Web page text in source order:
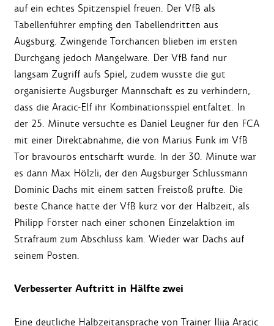
auf ein echtes Spitzenspiel freuen. Der VfB als
Tabellenführer empfing den Tabellendritten aus
Augsburg. Zwingende Torchancen blieben im ersten
Durchgang jedoch Mangelware. Der VfB fand nur
langsam Zugriff aufs Spiel, zudem wusste die gut
organisierte Augsburger Mannschaft es zu verhindern,
dass die Aracic-Elf ihr Kombinationsspiel entfaltet. In
der 25. Minute versuchte es Daniel Leugner für den FCA
mit einer Direktabnahme, die von Marius Funk im VfB
Tor bravourös entschärft wurde. In der 30. Minute war
es dann Max Hölzli, der den Augsburger Schlussmann
Dominic Dachs mit einem satten Freistoß prüfte. Die
beste Chance hatte der VfB kurz vor der Halbzeit, als
Philipp Förster nach einer schönen Einzelaktion im
Strafraum zum Abschluss kam. Wieder war Dachs auf
seinem Posten.
Verbesserter Auftritt in Hälfte zwei
Eine deutliche Halbzeitansprache von Trainer Ilija Aracic